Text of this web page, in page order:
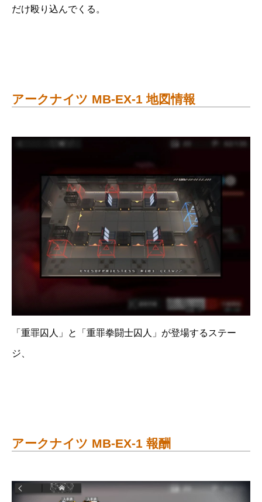
だけ殴り込んでくる。
アークナイツ MB-EX-1 地図情報
「重罪囚人」と「重罪拳闘士囚人」が登場するステー
ジ、
アークナイツ MB-EX-1 報酬